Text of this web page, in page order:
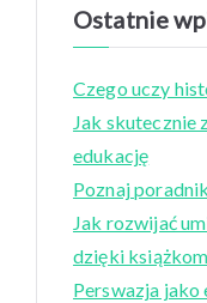
Ostatnie
Czego uczy
Jak skutecznie
edukację
Poznaj
Jak rozwijać
dzięki książkom
Perswazja jako